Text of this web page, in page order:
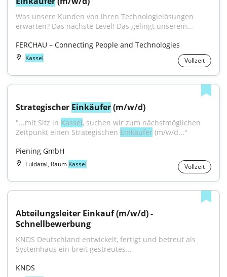
Was unsere Kunden von ihren Technologielösungen
erwarten? Das nächste Level! Das gelingt unserem...
FERCHAU – Connecting People and Technologies
Kassel Vollzeit
Strategischer Einkäufer (m/w/d)
"...mit Sitz in Kassel, suchen wir zum nächstmöglichen
Zeitpunkt einen Strategischen Einkäufer (m/w/d..."
Piening GmbH
Fuldatal, Raum Kassel Vollzeit
Abteilungsleiter Einkauf (m/w/d) -
Schnellbewerbung
KNDS Deutschland entwickelt, fertigt und betreut als
Systemhaus ein breit gestreutes...
KNDS